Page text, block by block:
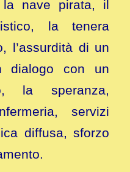
nave pirata, il
la tenera
l’assurdità di un
dialogo con un
la speranza,
servizi
diffusa, sforzo